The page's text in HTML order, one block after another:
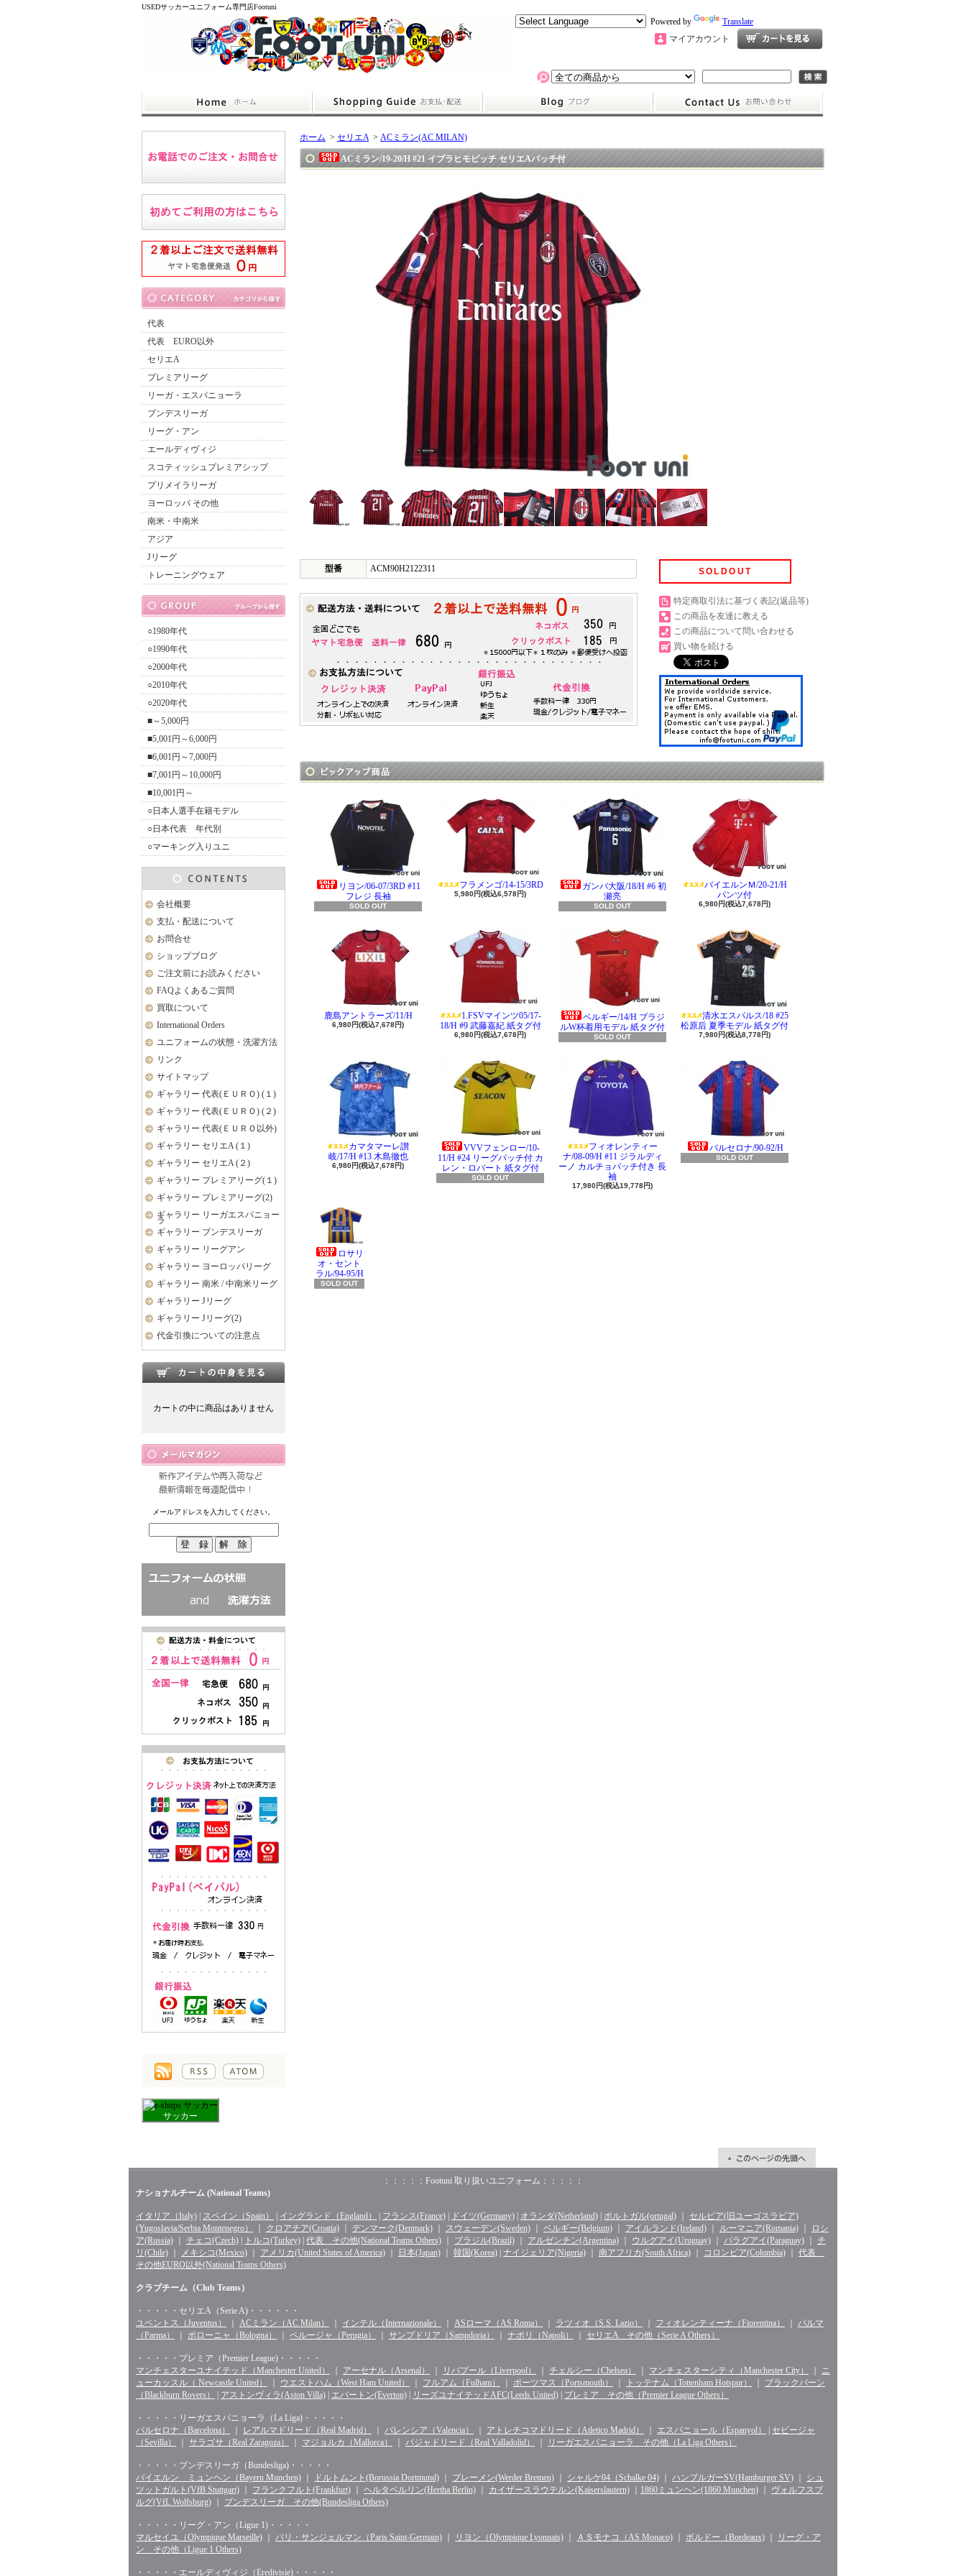
USEDサッカーユニフォーム専門店Footuni
Powered by
Translate
マイアカウント
代表
代表 EURO以外
セリエA
プレミアリーグ
リーガ・エスパニョーラ
ブンデスリーガ
リーグ・アン
エールディヴィジ
スコティッシュプレミアシップ
プリメイラリーガ
ヨーロッパ その他
南米・中南米
アジア
Jリーグ
トレーニングウェア
○1980年代
○1990年代
○2000年代
○2010年代
○2020年代
■～5,000円
■5,001円～6,000円
■6,001円～7,000円
■7,001円～10,000円
■10,001円～
○日本人選手在籍モデル
○日本代表 年代別
○マーキング入りユニ
会社概要
支払・配送について
お問合せ
ショップブログ
ご注文前にお読みください
FAQよくあるご質問
買取について
International Orders
ユニフォームの状態・洗濯方法
リンク
サイトマップ
ギャラリー 代表(ＥＵＲＯ) (１)
ギャラリー 代表(ＥＵＲＯ) (２)
ギャラリー 代表(ＥＵＲＯ以外)
ギャラリー セリエA (１)
ギャラリー セリエA (２)
ギャラリー プレミアリーグ(１)
ギャラリー プレミアリーグ(2)
ギャラリー リーガエスパニョー
ラ
ギャラリー ブンデスリーガ
ギャラリー リーグアン
ギャラリー ヨーロッパリーグ
ギャラリー 南米 / 中南米リーグ
ギャラリー Jリーグ
ギャラリー Jリーグ(2)
代金引換についての注意点
カートの中に商品はありません
メールアドレスを入力してください。
サッカー
ホーム > セリエA > ACミラン(AC MILAN)
ACミラン/19-20/H #21 イブラヒモビッチ セリエAパッチ付
型番 ACM90H2122311 SOLDOUT
特定商取引法に基づく表記(返品等)
この商品を友達に教える
この商品について問い合わせる
買い物を続ける
リヨン/06-07/3RD #11
フレジ 長袖
SOLD OUT
フラメンゴ/14-15/3RD
5,980円(税込6,578円)
ガンバ大阪/18/H #6 初
瀬亮
SOLD OUT
バイエルンＭ/20-21/H
パンツ付
6,980円(税込7,678円)
鹿島アントラーズ/11/H
6,980円(税込7,678円)
1.FSVマインツ05/17-
18/H #9 武藤嘉紀 紙タグ付
6,980円(税込7,678円)
ベルギー/14/H ブラジ
ルW杯着用モデル 紙タグ付
SOLD OUT
清水エスパルス/18 #25
松原后 夏季モデル 紙タグ付
7,980円(税込8,778円)
カマタマーレ讃
岐/17/H #13 木島徹也
6,980円(税込7,678円)
VVVフェンロー/10-
11/H #24 リーグパッチ付 カ
レン・ロバート 紙タグ付
SOLD OUT
フィオレンティー
ナ/08-09/H #11 ジラルディ
ーノ カルチョパッチ付き 長
袖
17,980円(税込19,778円)
バルセロナ/90-92/H
SOLD OUT
ロサリ
オ・セント
ラル/94-95/H
SOLD OUT
：：：：：Footuni 取り扱いユニフォーム：：：：：
ナショナルチーム (National Teams)
イタリア（Italy) スペイン（Spain） イングランド（England） フランス(France) ドイツ(Germany) オランダ(Netherland) ポルトガル(ortugal)
セルビア(旧ユーゴスラビア)
(Yugoslavia/Serbia Montenegro）
クロアチア(Croatia) デンマーク(Denmark) スウェーデン(Sweden) ベルギー(Belgium) アイルランド(Ireland) ルーマニア(Romania)
ロシ
ア(Russia)
チェコ(Czech) トルコ(Turkey) 代表 その他(National Teams Others) ブラジル(Brazil) アルゼンチン(Argentina) ウルグアイ(Uruguay) パラグアイ(Paraguay)
チ
リ(Chile)
メキシコ(Mexico) アメリカ(United States of America) 日本(Japan) 韓国(Korea) ナイジェリア(Nigeria) 南アフリカ(South Africa) コロンビア(Columbia)
代表
その他EURO以外(National Teams Others)
クラブチーム（Club Teams）
・・・・・セリエA（Serie A)・・・・・・
ユベントス（Juventus）
ACミラン（AC Milan） インテル（Internazionale） ASローマ（AS Roma） ラツィオ（S.S. Lazio） フィオレンティーナ（Fiorentina）
パルマ
（Parma）
ボローニャ（Bologna） ペルージャ（Perugia） サンプドリア（Sampdoria） ナポリ（Napoli） セリエA その他（Serie A Others）
・・・・・プレミア（Premier League)・・・・・
マンチェスターユナイテッド（Manchester United）
アーセナル（Arsenal） リバプール（Liverpool） チェルシー（Chelsea） マンチェスターシティ（Manchester City）
ニ
ューカッスル（ Newcastle United）
ウエストハム（West Ham United） フルアム（Fulham） ポーツマス（Portsmouth） トッテナム（Tottenham Hotspur）
ブラックバーン
（Blackburn Rovers）
アストンヴィラ(Aston Villa) エバートン(Everton) リーズユナイテッドAFC(Leeds United) プレミア その他（Premier League Others）
・・・・・リーガエスパニョーラ（La Liga)・・・・・
バルセロナ（Barcelona）
レアルマドリード（Real Madrid） バレンシア（Valencia） アトレチコマドリード（Atletico Madrid） エスパニョール（Espanyol）
セビージャ
（Sevilla）
サラゴサ（Real Zaragoza） マジョルカ（Mallorca） バジャドリード（Real Valladolid） リーガエスパニョーラ その他（La Liga Others）
・・・・・ブンデスリーガ（Bundesliga)・・・・・
バイエルン ミュンヘン（Bayern Munchen)
ドルトムント(Borussia Dortmund) ブレーメン(Werder Bremen) シャルケ04（Schalke 04) ハンブルガーSV(Hamburger SV)
シュ
ツットガルト(VfB Stuttgart)
フランクフルト(Frankfurt) ヘルタベルリン(Hertha Berlin) カイザースラウテルン(Kaiserslautern) 1860ミュンヘン(1860 Munchen)
ヴォルフスブ
ルグ(VfL Wolfsburg)
ブンデスリーガ その他(Bundesliga Others)
・・・・・リーグ・アン（Ligue 1)・・・・・
マルセイユ（Olympique Marseille)
パリ・サンジェルマン（Paris Saint-Germain) リヨン（Olympique Lyonnais) ＡＳモナコ（AS Monaco) ボルドー（Bordeaux)
リーグ・ア
ン その他（Ligue 1 Others)
・・・・・エールディヴィジ（Eredivisie)・・・・・